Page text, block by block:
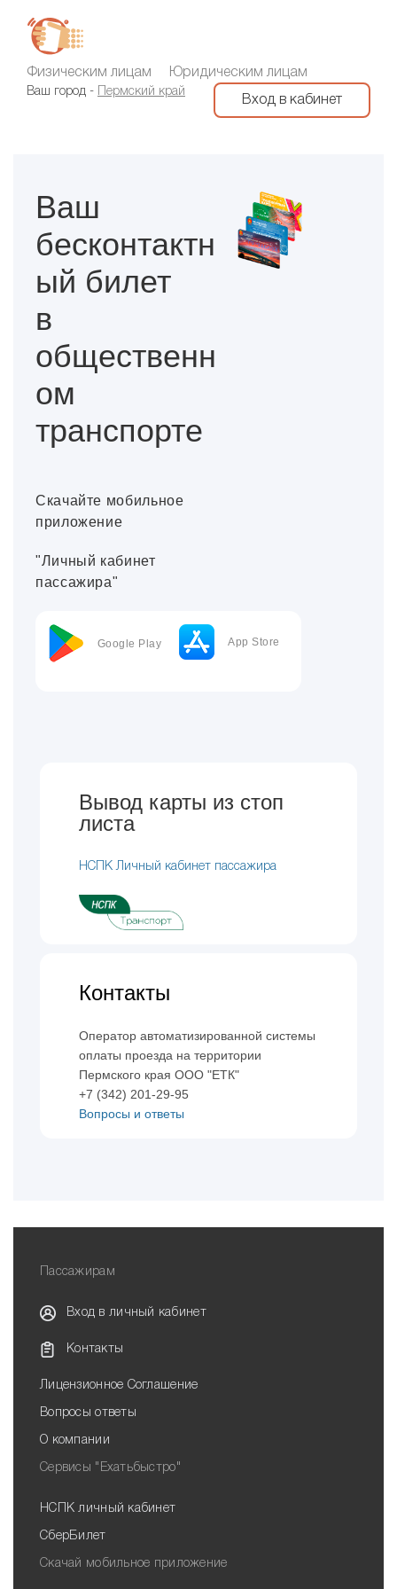
Физическим лицам Юридическим лицам
Ваш город - Пермский край
Вход в кабинет
Ваш
бесконтактн
ый билет
в
общественн
ом
транспорте
Скачайте мобильное
приложение
"Личный кабинет
пассажира"
Google Play App Store
Вывод карты из стоп
листа
НСПК Личный кабинет пассажира
Контакты
Оператор автоматизированной системы
оплаты проезда на территории
Пермского края ООО "ЕТК"
+7 (342) 201-29-95
Вопросы и ответы
Пассажирам
Вход в личный кабинет
Контакты
Лицензионное Соглашение
Вопросы ответы
О компании
Сервисы "Ехатьбыстро"
НСПК личный кабинет
СберБилет
Скачай мобильное приложение